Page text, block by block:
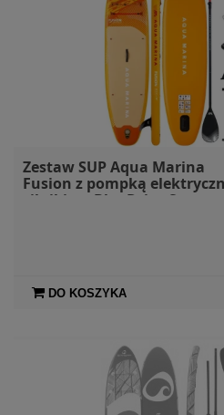
Zestaw SUP Aqua Marina
Fusion z pompką
silnikiem BlueDrive S
DO KOSZYKA